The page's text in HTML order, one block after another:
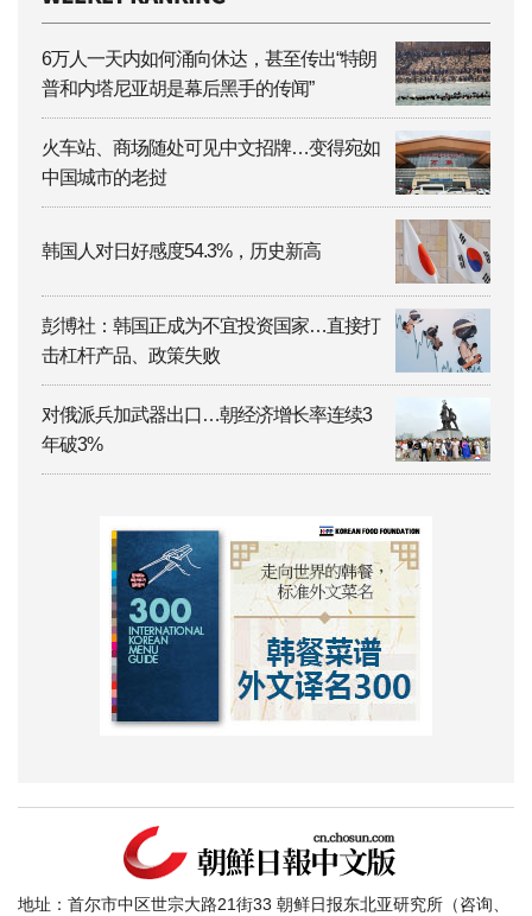
6万人一天内如何涌向休达，甚至传出“特朗
普和内塔尼亚胡是幕后黑手的传闻”
火车站、商场随处可见中文招牌…变得宛如
中国城市的老挝
韩国人对日好感度54.3%，历史新高
彭博社：韩国正成为不宜投资国家…直接打
击杠杆产品、政策失败
对俄派兵加武器出口…朝经济增长率连续3
年破3%
地址：首尔市中区世宗大路21街33 朝鲜日报东北亚研究所（咨询、